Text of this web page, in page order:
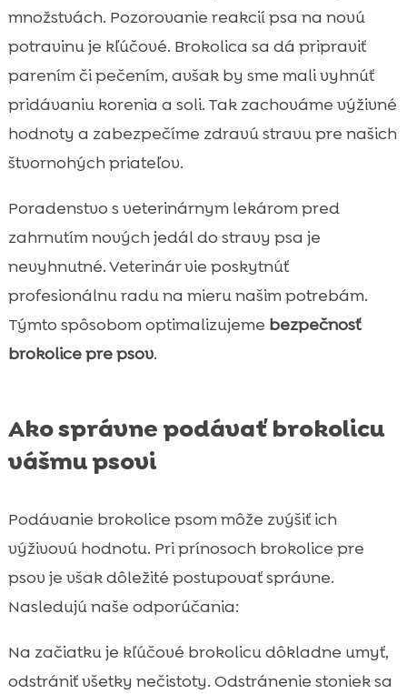
množstvách. Pozorovanie reakcií psa na novú
potravinu je kľúčové. Brokolica sa dá pripraviť
parením či pečením, avšak by sme mali vyhnúť
pridávaniu korenia a soli. Tak zachováme výživné
hodnoty a zabezpečíme zdravú stravu pre našich
štvornohých priateľov.
Poradenstvo s veterinárnym lekárom pred
zahrnutím nových jedál do stravy psa je
nevyhnutné. Veterinár vie poskytnúť
profesionálnu radu na mieru našim potrebám.
Týmto spôsobom optimalizujeme bezpečnosť
brokolice pre psov.
Ako správne podávať brokolicu
vášmu psovi
Podávanie brokolice psom môže zvýšiť ich
výživovú hodnotu. Pri prínosoch brokolice pre
psov je však dôležité postupovať správne.
Nasledujú naše odporúčania:
Na začiatku je kľúčové brokolicu dôkladne umyť,
odstrániť všetky nečistoty. Odstránenie stoniek sa